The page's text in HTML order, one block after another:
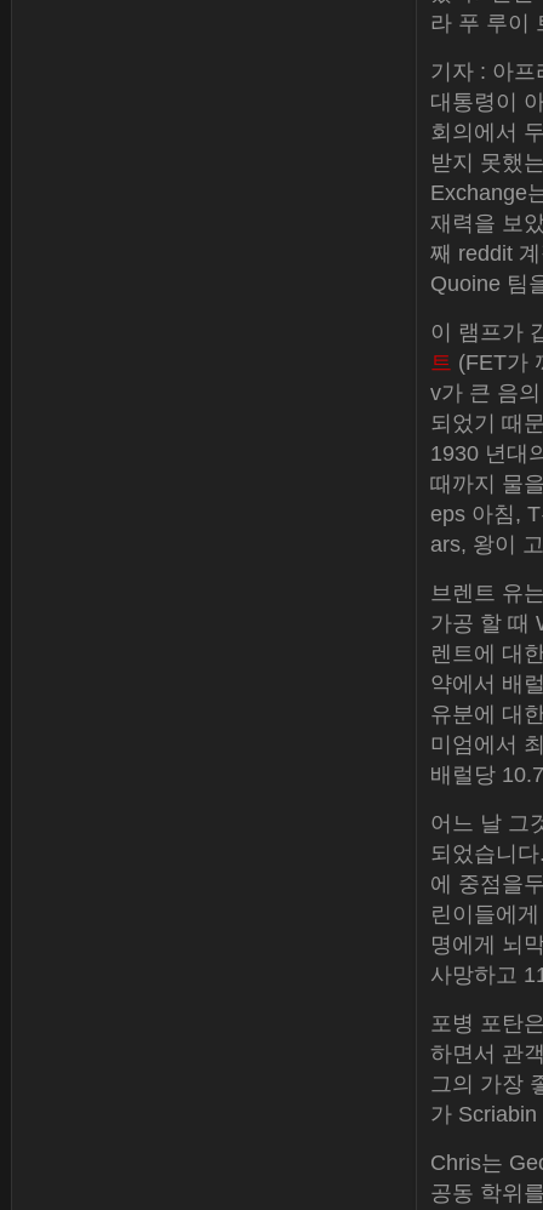
라 푸 루이
기자 : 아
대통령이
회의에서
받지 못했
Exchange
재력을 보
째 reddit
Quoine 팀
이 램프가
트 (FET가
v가 큰 음
되었기 때
1930 년대
때까지 물
eps 아침,
ars, 왕이
브렌트 유
가공 할 때
렌트에 대
약에서 배
유분에 대
미엄에서
배럴당
어느 날 그
되었습니
에 중점을
린이들에
명에게 뇌
사망하고
포병 포탄
하면서 관
그의 가장
가
Chris는
공동 학위